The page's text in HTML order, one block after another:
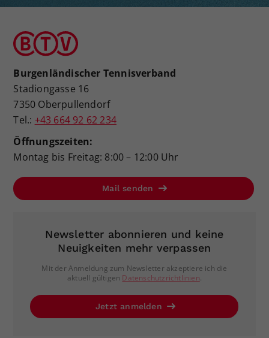
Burgenländischer Tennisverband
Stadiongasse 16
7350 Oberpullendorf
Tel.: +43 664 92 62 234
Öffnungszeiten:
Montag bis Freitag: 8:00 – 12:00 Uhr
Mail senden
Newsletter abonnieren und keine
Neuigkeiten mehr verpassen
Mit der Anmeldung zum Newsletter akzeptiere ich die
aktuell gültigen Datenschutzrichtlinien.
Jetzt anmelden